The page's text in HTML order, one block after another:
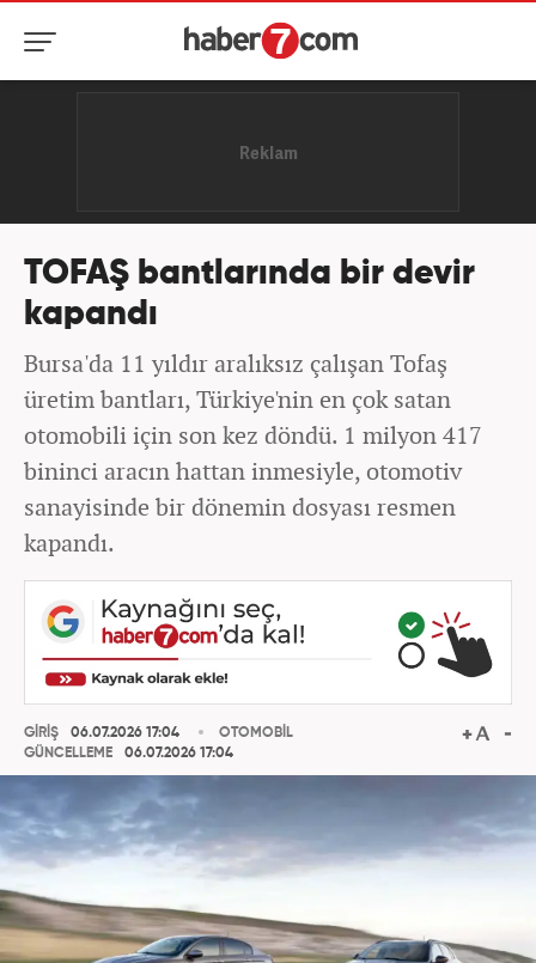
TOFAŞ bantlarında bir devir
kapandı
Bursa'da 11 yıldır aralıksız çalışan Tofaş
üretim bantları, Türkiye'nin en çok satan
otomobili için son kez döndü. 1 milyon 417
bininci aracın hattan inmesiyle, otomotiv
sanayisinde bir dönemin dosyası resmen
kapandı.
GİRİŞ
06.07.2026 17:04
GÜNCELLEME
06.07.2026 17:04
OTOMOBİL